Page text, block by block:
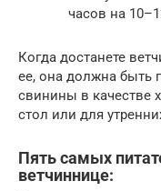
часов на
Когда достанете
ее, она должна быть
свинины в качестве
стол или для
Пять самых
ветчиннице: